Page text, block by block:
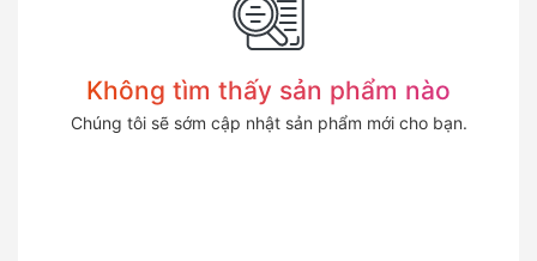
Không tìm thấy sản phẩm nào
Chúng tôi sẽ sớm cập nhật sản phẩm mới cho bạn.